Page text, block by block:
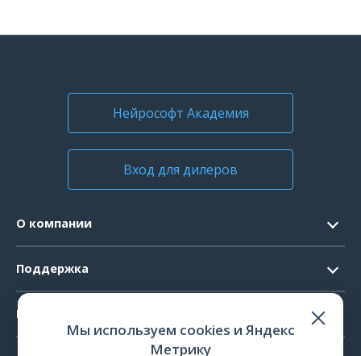
Нейрософт Академия
Вход для дилеров
О компании
Официальные документы
Поддержка
Системные требования
Продукты
Мы используем cookies и Яндекс
Метрику